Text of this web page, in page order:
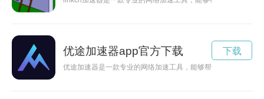
优途加速器app官方下载
优途加速器是一款专业的网络加速工具，能够帮助用户解决网
下载